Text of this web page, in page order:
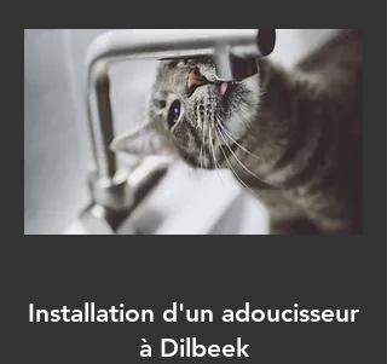
Installation d'un adoucisseur
à Dilbeek